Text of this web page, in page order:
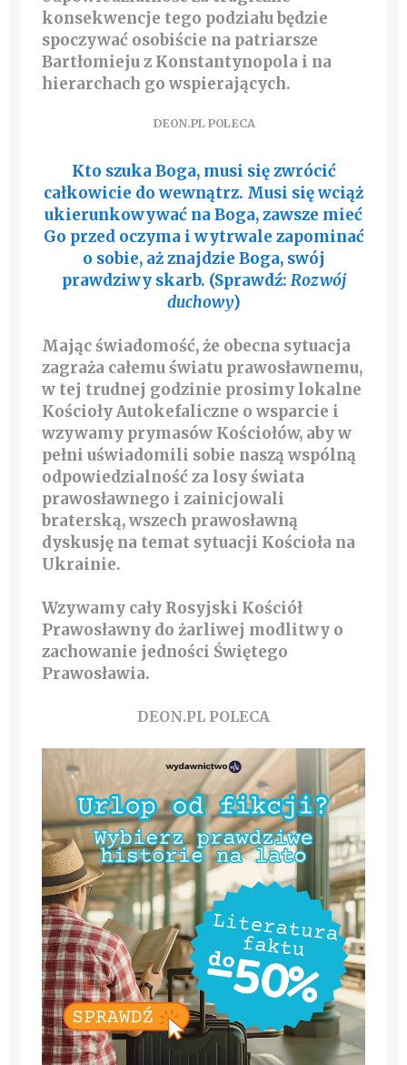
konsekwencje tego podziału będzie
spoczywać osobiście na patriarsze
Bartłomieju z Konstantynopola i na
hierarchach go wspierających.
DEON.PL POLECA
Kto szuka Boga, musi się zwrócić
całkowicie do wewnątrz. Musi się wciąż
ukierunkowywać na Boga, zawsze mieć
Go przed oczyma i wytrwale zapominać
o sobie, aż znajdzie Boga, swój
prawdziwy skarb. (Sprawdź: Rozwój
duchowy)
Mając świadomość, że obecna sytuacja
zagraża całemu światu prawosławnemu,
w tej trudnej godzinie prosimy lokalne
Kościoły Autokefaliczne o wsparcie i
wzywamy prymasów Kościołów, aby w
pełni uświadomili sobie naszą wspólną
odpowiedzialność za losy świata
prawosławnego i zainicjowali
braterską, wszech prawosławną
dyskusję na temat sytuacji Kościoła na
Ukrainie.
Wzywamy cały Rosyjski Kościół
Prawosławny do żarliwej modlitwy o
zachowanie jedności Świętego
Prawosławia.
DEON.PL POLECA